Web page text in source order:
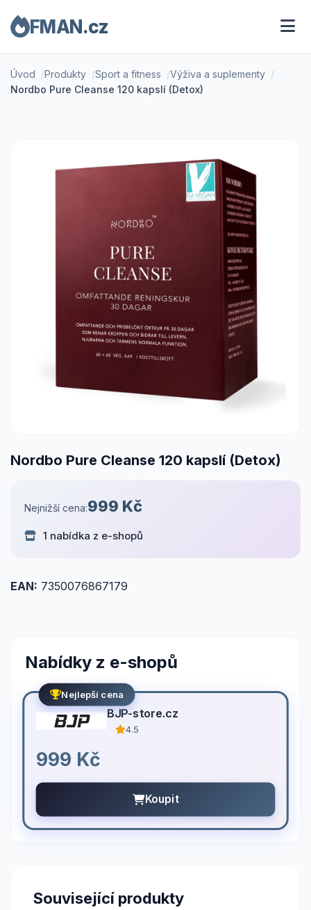
FMAN.cz
Úvod Produkty Sport a fitness
Výživa a suplementy
Nordbo Pure Cleanse 120 kapslí (Detox)
Nordbo Pure Cleanse 120 kapslí (Detox)
Nejnižší cena:999 Kč
1 nabídka z e-shopů
EAN: 7350076867179
Nabídky z e-shopů
Nejlepší cena
BJP-store.cz
4.5
999 Kč
Koupit
Související produkty